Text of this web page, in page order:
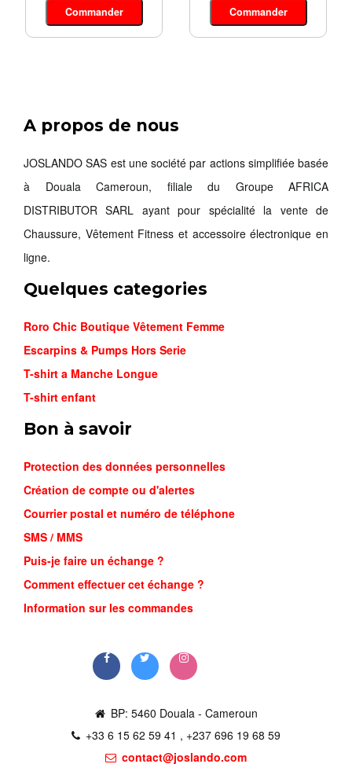
18,000FCFA
Commander
SANDALE ...
18,000FCFA
Commander Commander
A propos de nous
JOSLANDO SAS est une société par actions simplifiée basée
à Douala Cameroun, filiale du Groupe AFRICA
DISTRIBUTOR SARL ayant pour spécialité la vente de
Chaussure, Vêtement Fitness et accessoire électronique en
ligne.
Quelques categories
Roro Chic Boutique Vêtement Femme
Escarpins & Pumps Hors Serie
T-shirt a Manche Longue
T-shirt enfant
Bon à savoir
Protection des données personnelles
Création de compte ou d'alertes
Courrier postal et numéro de téléphone
SMS / MMS
Puis-je faire un échange ?
Comment effectuer cet échange ?
Information sur les commandes
BP: 5460 Douala - Cameroun
+33 6 15 62 59 41 , +237 696 19 68 59
contact@joslando.com